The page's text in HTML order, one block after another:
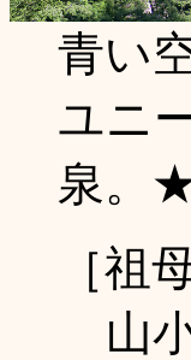
青い
ユニ
泉
［祖
山